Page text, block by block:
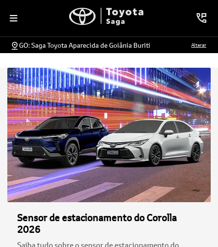
GO: Saga Toyota Aparecida de Goiânia Buriti Alterar
Sensor de estacionamento do Corolla
2026
Saiba tudo sobre o sensor de estacionamento do